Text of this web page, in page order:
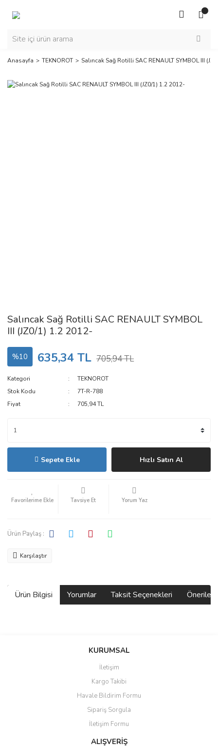
Anasayfa TEKNOROT Salıncak Sağ Rotilli SAC RENAULT SYMBOL III
Salıncak Sağ Rotilli SAC RENAULT SYMBOL
III (JZ0/1) 1.2 2012-
%10 635,34 TL 705,94 TL
Kategori
TEKNOROT
Stok Kodu
7T-R-788
Fiyat
705,94 TL
Sepete Ekle Hızlı Satın Al
Tavsiye Et Yorum Yaz
Ürün Paylaş :
Karşılaştır
Ürün Bilgisi Yorumlar Taksit Seçenekleri
Bu ürüne ilk yorumu siz yapın!
Ürün resmi kalitesiz, bozuk veya görüntülenemiyor.
Ürün açıklamasında eksik bilgiler bulunuyor.
Ürün bilgilerinde hatalar bulunuyor.
Ürün fiyatı diğer sitelerden daha pahalı.
Bu ürüne benzer farklı alternatifler olmalı.
KURUMSAL
İletişim
Kargo Takibi
Havale Bildirim Formu
Sipariş Sorgula
İletişim Formu
ALIŞVERİŞ